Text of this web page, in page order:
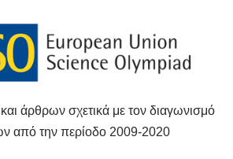
άρθρων σχετικά με τον διαγωνισμό
από την περίοδο 2009-2020